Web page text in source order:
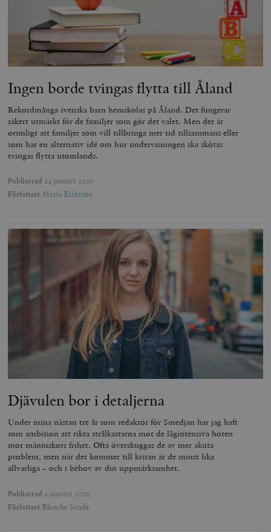
Ingen borde tvingas flytta till Åland
Rekordmånga svenska barn hemskolas på Åland. Det fungerar
säkert utmärkt för de familjer som gör det valet. Men det är
orimligt att familjer som vill tillbringa mer tid tillsammans eller
som har en alternativ idé om hur undervisningen ska skötas
tvingas flytta utomlands.
Publicerad 24 januari 2020
Författare Maria Eriksson
Djävulen bor i detaljerna
Under mina nästan tre år som redaktör för Smedjan har jag haft
som ambition att rikta strålkastarna mot de lågintensiva hoten
mot människors frihet. Ofta överskuggas de av mer akuta
problem, men när det kommer till kritan är de minst lika
allvarliga – och i behov av din uppmärksamhet.
Publicerad 2 januari 2020
Författare Blanche Sande
kärnwebbplatsfunktioner som användarinloggning
och kontohantering. Webbplatsen kan inte användas
ordentligt utan strikt nödvändiga cookies.
Leverantör
/ Domän
timbro.se
_hjFirstSeen
Hotjar Ltd
woocommerce_items_in_cart
Inc.
wp_woocommerce_session_[abcdef0123456789]
timbro.se
__cf_bm
Cloudflare
Inc.
.myfonts.net